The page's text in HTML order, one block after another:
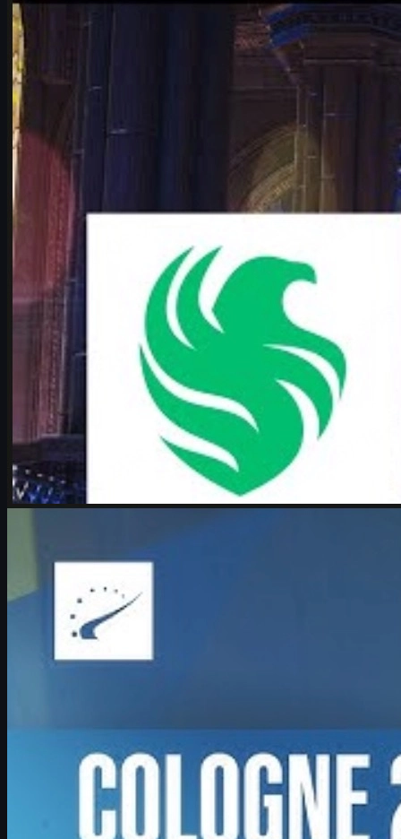
Counter-Strike 2
มิถุนายน 17, 2569
วิเคราะห์ IEM Cologne 2026: ทำไม Falcons vs Vitality
คือคู่เดือดที่แฟน CS2 ต้องดู
เจาะลึกศึก IEM Cologne Major 2026 ระหว่าง Team Falcons ของ
karrigan และ Team Vitality ของ ropz ศึกตำนานที่อาจเปลี่ยนหน้า
ใหม่ของวงการ CS2
มิถุนายน 17, 2569
โดย
Johnson
Counter-Strike 2มิถุนายน 17, 2569
Boombl4 กับเส้นทางคืนฟอร์มใน CS2 และความฝันล่า
เจาะลึกเส้นทางการคืนฟอร์มของ Boombl4 กับ BetBoom ใน IEM
Cologne Major 2026 มุมมองต่ออนาคตในวัย 27 ปี และโลก CS2
ทั้งในเซิร์ฟเวอร์และตลาดสกิน